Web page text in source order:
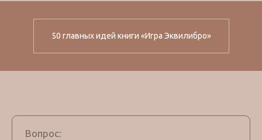
50 главных идей книги «Игра Эквилибро»
Вопрос: